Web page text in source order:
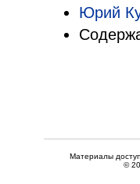
Юрий